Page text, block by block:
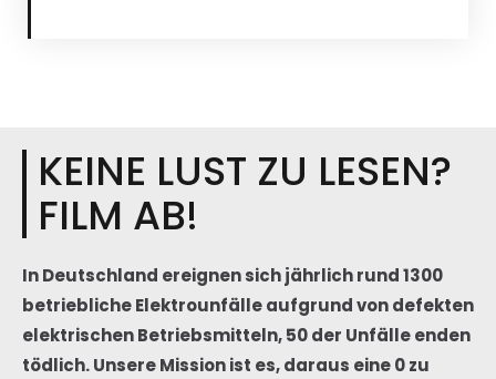
KEINE LUST ZU LESEN?
FILM AB!
In Deutschland ereignen sich jährlich rund 1300
betriebliche Elektrounfälle aufgrund von defekten
elektrischen Betriebsmitteln, 50 der Unfälle enden
tödlich. Unsere Mission ist es, daraus eine 0 zu